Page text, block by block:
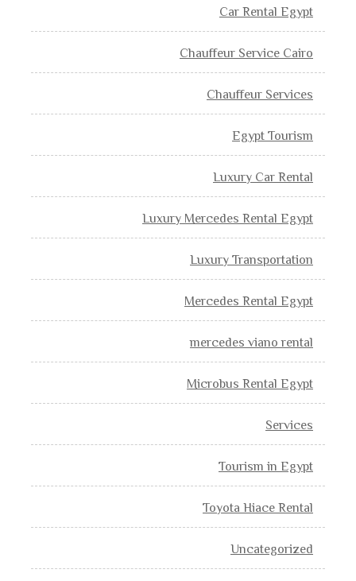
Car Rental Egypt
Chauffeur Service Cairo
Chauffeur Services
Egypt Tourism
Luxury Car Rental
Luxury Mercedes Rental Egypt
Luxury Transportation
Mercedes Rental Egypt
mercedes viano rental
Microbus Rental Egypt
Services
Tourism in Egypt
Toyota Hiace Rental
Uncategorized